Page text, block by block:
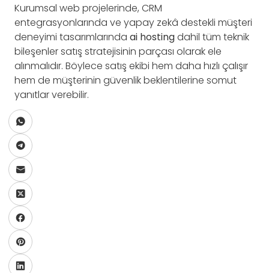
Kurumsal web projelerinde, CRM
entegrasyonlarında ve yapay zekâ destekli müşteri
deneyimi tasarımlarında ai hostingdahil tüm teknik
bileşenler satış stratejisinin parçası olarak ele
alınmalıdır. Böylece satış ekibi hem daha hızlı çalışır
hem de müşterinin güvenlik beklentilerine somut
yanıtlar verebilir.